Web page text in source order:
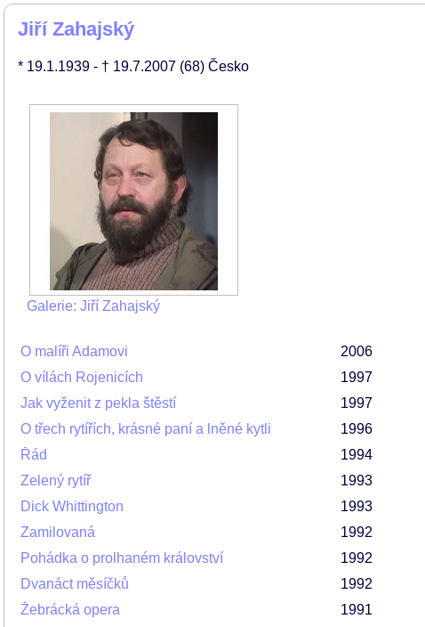
Jiří Zahajský
* 19.1.1939 - † 19.7.2007 (68) Česko
Galerie: Jiří Zahajský
O malíři Adamovi 2006
O vílách Rojenicích
1997
Jak vyženit z pekla štěstí
1997
O třech rytířích, krásné paní a lněné kytli
1996
Řád
1994
Zelený rytíř
1993
Dick Whittington
1993
Zamilovaná
1992
Pohádka o prolhaném království
1992
Dvanáct měsíčků
1992
Žebrácká opera
1991